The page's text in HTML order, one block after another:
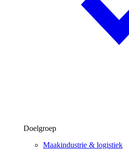
Doelgroep
Maakindustrie & logistiek